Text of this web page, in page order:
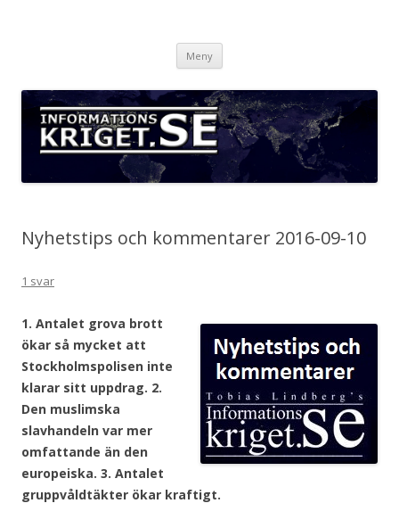
Meny
Nyhetstips och kommentarer 2016-09-10
1 svar
1. Antalet grova brott
ökar så mycket att
Stockholmspolisen inte
klarar sitt uppdrag. 2.
Den muslimska
slavhandeln var mer
omfattande än den
europeiska. 3. Antalet
gruppvåldtäkter ökar kraftigt.